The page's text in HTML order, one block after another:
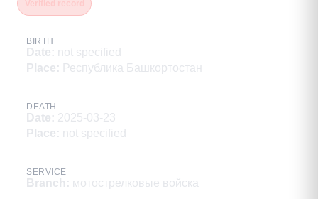
BIRTH
Date: not specified
Place: Республика Башкортостан
DEATH
Date: 2025-03-23
Place: not specified
SERVICE
Branch : мотострелковые войска